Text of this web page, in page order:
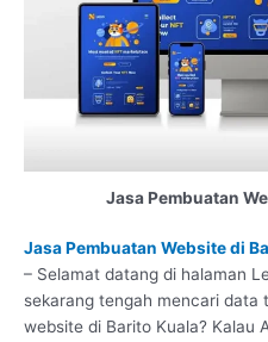
Jasa Pembuatan
Jasa Pembuatan Website di
– Selamat datang di halaman
sekarang tengah mencari data
website di Barito Kuala? Kalau